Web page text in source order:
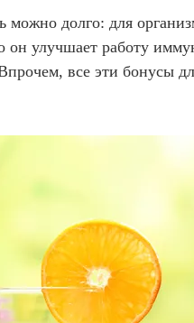
можно долго: для
он улучшает работу
все эти бонусы